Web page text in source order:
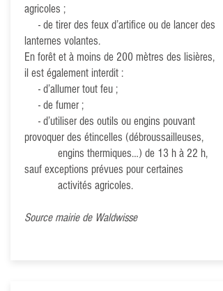
agricoles ;
- de tirer des feux d’artifice ou de lancer des
lanternes volantes.
En forêt et à moins de 200 mètres des lisières,
il est également interdit :
- d’allumer tout feu ;
- de fumer ;
- d’utiliser des outils ou engins pouvant
provoquer des étincelles (débroussailleuses,
engins thermiques…) de 13 h à 22 h,
sauf exceptions prévues pour certaines
activités agricoles.
Source mairie de Waldwisse